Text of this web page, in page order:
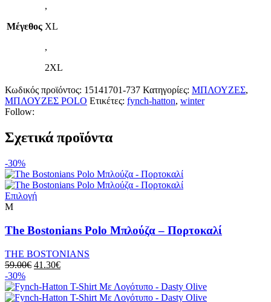
Μέγεθος
,
XL
,
2XL
Κωδικός προϊόντος: 15141701-737 Κατηγορίες: ΜΠΛΟΥΖΕΣ,
ΜΠΛΟΥΖΕΣ POLO Ετικέτες: fynch-hatton, winter
Follow:
Σχετικά προϊόντα
-30%
ΕπιλογήΑυτό
έχει
πολλαπλές
παραλλαγές.
Οι
επιλογές
μπορούν
να
M
The Bostonians Polo Μπλούζα – Πορτοκαλί
THE BOSTONIANS
59.00€ Original
was:
59.00€.
41.30€Η
τιμή
είναι:
-30%